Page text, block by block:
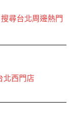
搜尋台北周邊熱門
北西門店